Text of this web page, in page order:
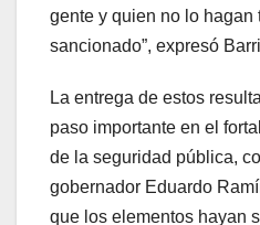
gente y quien no lo hagan
sancionado”, expresó
La entrega de estos
paso importante en el
de la seguridad pública,
gobernador Eduardo
que los elementos hayan